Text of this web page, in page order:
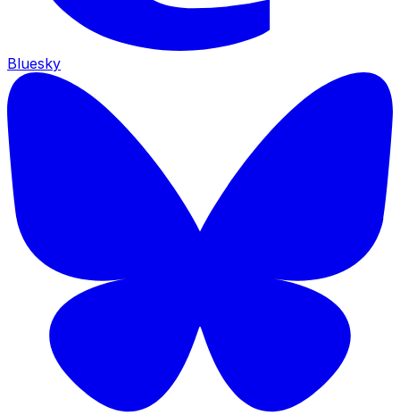
Bluesky